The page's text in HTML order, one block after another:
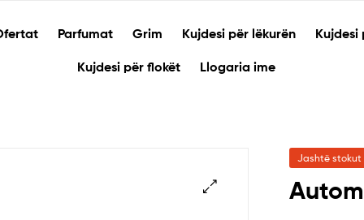
Parfumat Grim Kujdesi për lëkurën Kujdesi
Kujdesi për flokët Llogaria ime
Jashtë stokut